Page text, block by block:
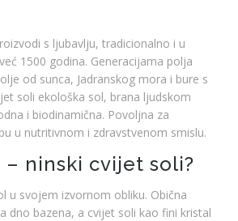
s ljubavlju, tradicionalno i u
1500 godina. Generacijama polja
od sunca, Jadranskog mora i bure s
soli ekološka sol, brana ljudskom
i biodinamična. Povoljna za
u nutritivnom i zdravstvenom smislu.
– ninski cvijet soli?
u svojem izvornom obliku. Obična
dno bazena, a cvijet soli kao fini kristal